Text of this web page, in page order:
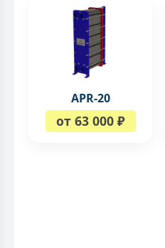
APR-20
от 63 000 ₽